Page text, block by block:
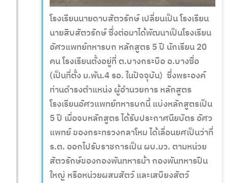
โรงเรียนนายดาบสัตวรักษ์ เปลี่ยนเป็น โรงเรียน
นายสิบสัตวรักษ์ ซึ่งต่อมาได้พัฒนาเป็นโรงเรียน
อัศวแพทย์ทหารบก หลักสูตร 5 ปี นักเรียน 20
คน โรงเรียนตั้งอยู่ที่ ต.บางกระบือ อ.บางซื่อ
(เป็นที่ตั้ง ม.พัน.4 รอ. ในปัจจุบัน) ซึ่งพระองค์
ท่านดำรงตำแหน่ง ผู้อำนวยการ หลักสูตร
โรงเรียนอัศวแพทย์ทหารบกนี้ แบ่งหลักสูตรเป็น
5 ปี เมื่อจบหลักสูตร ได้รับประกาศนียบัตร อัศว
แพทย์ ของกระทรวงกลาโหม ได้เลื่อนยศเป็นว่าที่
ร.ต. ออกไปรับราชการเป็น ผบ.มว. ตามหน่วย
สัตวรักษ์ของกองพันทหารม้า กองพันทหารปืน
ใหญ่ หรือหน่วยผสมสัตว์ และเสบียงสัตว์